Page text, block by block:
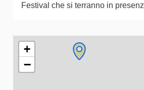
Festival che si terranno in
L'elemento seguente è una
+
−